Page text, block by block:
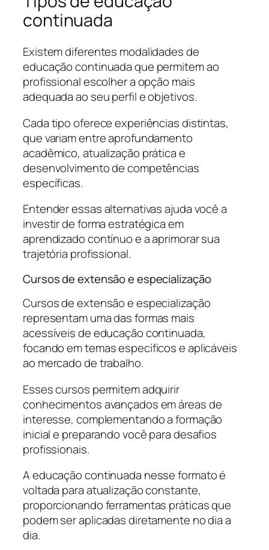
continuada
Existem diferentes modalidades de
educação continuada que permitem ao
profissional escolher a opção mais
adequada ao seu perfil e objetivos.
Cada tipo oferece experiências distintas,
que variam entre aprofundamento
acadêmico, atualização prática e
desenvolvimento de competências
específicas.
Entender essas alternativas ajuda você a
investir de forma estratégica em
aprendizado contínuo e a aprimorar sua
trajetória profissional.
Cursos de extensão e especialização
Cursos de extensão e especialização
representam uma das formas mais
acessíveis de educação continuada,
focando em temas específicos e aplicáveis
ao mercado de trabalho.
Esses cursos permitem adquirir
conhecimentos avançados em áreas de
interesse, complementando a formação
inicial e preparando você para desafios
profissionais.
A educação continuada nesse formato é
voltada para atualização constante,
proporcionando ferramentas práticas que
podem ser aplicadas diretamente no dia a
dia.